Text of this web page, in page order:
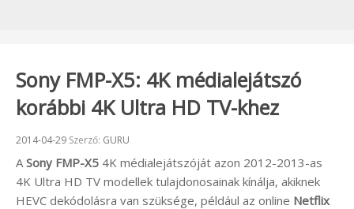
Sony FMP-X5: 4K médialejátszó
korábbi 4K Ultra HD TV-khez
Beküldve:
2014-04-29 Szerző: GURU
A Sony FMP-X5 4K médialejátszóját azon 2012-2013-as
4K Ultra HD TV modellek tulajdonosainak kínálja, akiknek
HEVC dekódolásra van szüksége, például az online Netflix